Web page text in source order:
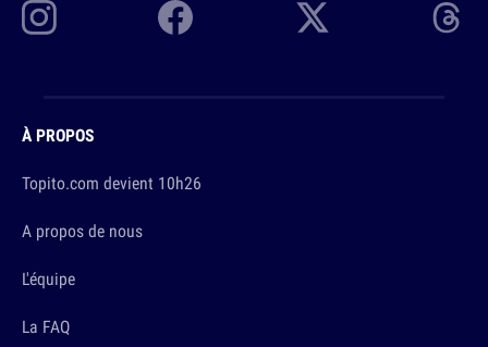
À PROPOS
Topito.com devient 10h26
A propos de nous
L'équipe
La FAQ